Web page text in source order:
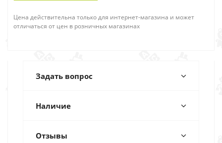
Цена действительна только для интернет-магазина и может
отличаться от цен в розничных магазинах
Задать вопрос
Наличие
Отзывы